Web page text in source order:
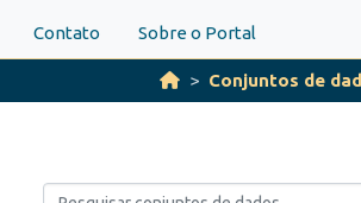
Contato Sobre o Portal
Conjuntos de